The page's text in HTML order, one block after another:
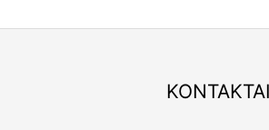
KONTAKTAI